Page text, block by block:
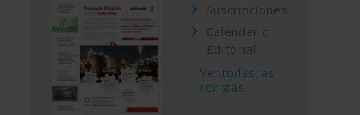
Suscripciones
Calendario
Editorial
Ver todas las
revistas